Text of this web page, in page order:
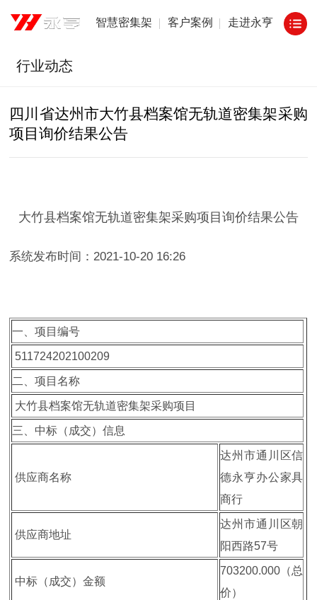
智慧密集架 客户案例 走进永亨
行业动态
四川省达州市大竹县档案馆无轨道密集架采购
项目询价结果公告
大竹县档案馆无轨道密集架采购项目询价结果公告
系统发布时间：2021-10-20 16:26
一、项目编号
511724202100209
二、项目名称
大竹县档案馆无轨道密集架采购项目
三、中标（成交）信息
供应商名称
达州市通川区信
德永亨办公家具
商行
供应商地址
达州市通川区朝
阳西路57号
中标（成交）金额
703200.000（总
价）